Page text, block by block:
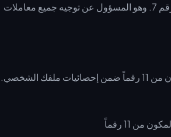
مُعرّف المستخدم (UID) الخاص بك هو مُعرّف حساب فريد مكون من 11 رقماً يبدأ بالرقم 7. وهو المسؤول عن توجيه جميع معاملات
اضغط على أيقونة الملف الشخصي في الزاوية العلوية اليسرى. سيظهر رقمك المكون من 11 رقماً ضمن إحصائيات ملفك الشخصي.